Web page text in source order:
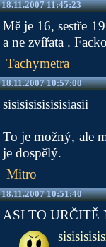
18.11.2007 11:45:23
Mě je 16, sestře
a ne zvířata .
Tachymetra
18.11.2007 10:57:00
sisisisisisisisiasii
To je možný, ale
je dospělý.
Mitro
18.11.2007 10:51:40
ASI TO